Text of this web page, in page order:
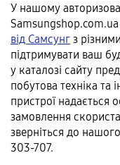
У нашому
від Самсунг з
підтримувати ваш
у каталозі сайту
побутова техніка та
пристрої надається
замовлення
зверніться до
303-707.